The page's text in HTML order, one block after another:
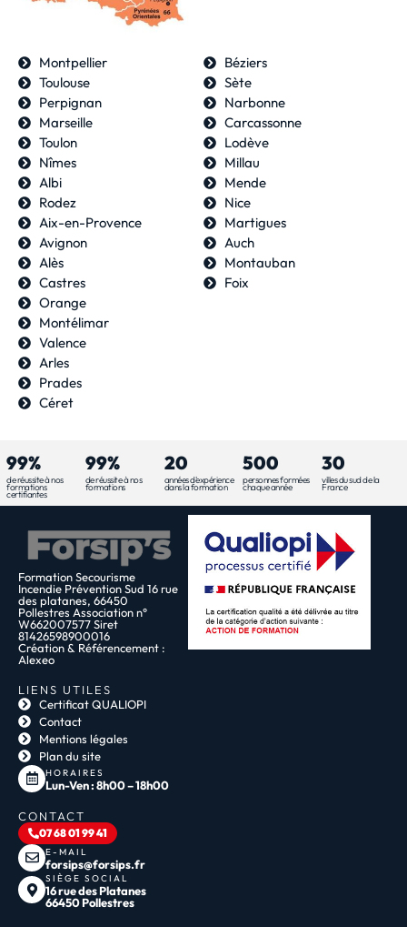
Montpellier
Toulouse
Perpignan
Marseille
Toulon
Nîmes
Béziers
Sète
Narbonne
Carcassonne
Lodève
Millau
Albi
Rodez
Aix-en-Provence
Avignon
Alès
Castres
Mende
Nice
Martigues
Auch
Montauban
Foix
Orange
Montélimar
Valence
Arles
Prades
Céret
99%
de réussite à nos
formations
certifiantes
99%
de réussite à nos
formations
20
années d'expérience
dans la formation
500
personnes formées
chaque année
30
villes du sud de la
France
Formation Secourisme
Incendie Prévention Sud 16 rue
des platanes, 66450
Pollestres Association n°
W662007577 Siret
81426598900016
Création & Référencement :
Alexeo
LIENS UTILES
Certificat QUALIOPI
Contact
Mentions légales
Plan du site
HORAIRES
Lun-Ven : 8h00 – 18h00
CONTACT
07 68 01 99 41
E-MAIL
forsips@forsips.fr
SIÈGE SOCIAL
16 rue des Platanes
66450 Pollestres